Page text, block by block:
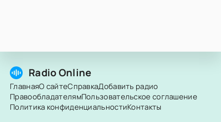
Radio Online
ГлавнаяО сайтеСправкаДобавить радио
ПравообладателямПользовательское соглашение
Политика конфиденциальностиКонтакты